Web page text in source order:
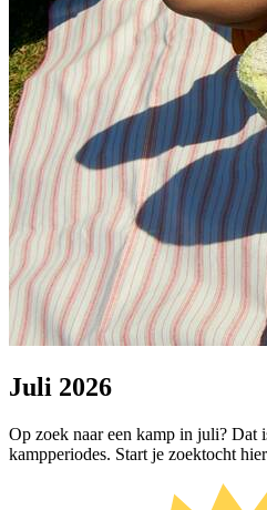
Juli 2026
Op zoek naar een kamp in juli? Dat
kampperiodes. Start je zoektocht